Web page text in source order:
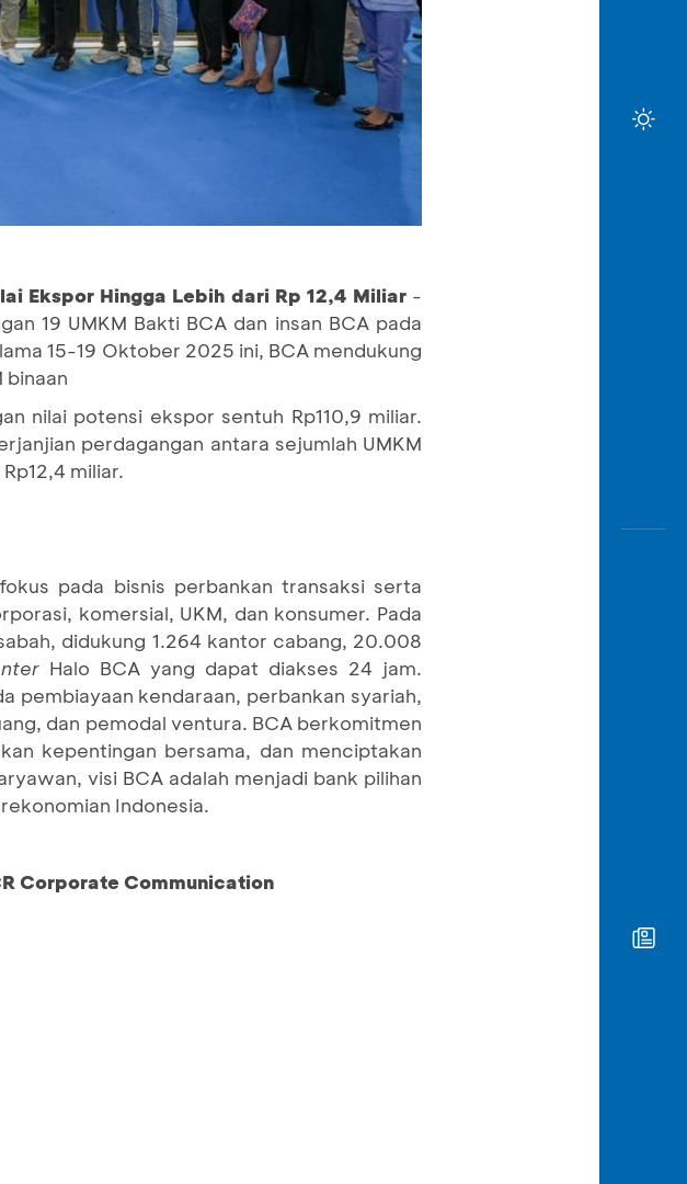
Ekspor Hingga Lebih dari Rp 12,4 Miliar -
19 UMKM Bakti BCA dan insan BCA pada
15-19 Oktober 2025 ini, BCA mendukung
binaan
nilai potensi ekspor sentuh Rp110,9 miliar.
perdagangan antara sejumlah UMKM
miliar.
pada bisnis perbankan transaksi serta
komersial, UKM, dan konsumer. Pada
didukung 1.264 kantor cabang, 20.008
Halo BCA yang dapat diakses 24 jam.
pembiayaan kendaraan, perbankan syariah,
dan pemodal ventura. BCA berkomitmen
kepentingan bersama, dan menciptakan
visi BCA adalah menjadi bank pilihan
Indonesia.
Corporate Communication